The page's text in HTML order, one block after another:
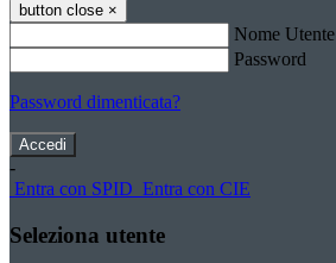
button close ×
Nome Utente
Password
Password dimenticata?
-
Entra con SPID Entra con CIE
Seleziona utente